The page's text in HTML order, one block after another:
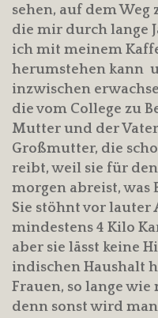
sehen, auf dem
die mir durch lange
ich mit meinem
herumstehen kann
inzwischen
die vom College zu
Mutter und der
Großmutter, die
reibt, weil sie für den
morgen abreist, was
Sie stöhnt vor lauter
mindestens 4 Kilo
aber sie lässt keine
indischen Haushalt
Frauen, so lange
denn sonst wird